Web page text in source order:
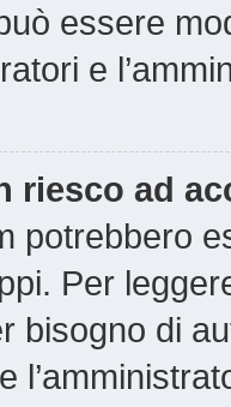
essere
e
riesco ad
potrebbero
Per
bisogno di